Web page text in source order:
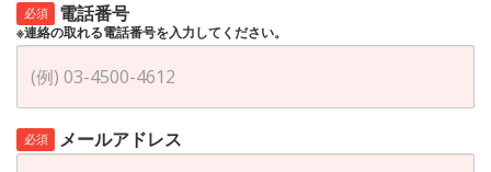
必須 電話番号
※連絡の取れる電話番号を入力してください。
必須 メールアドレス